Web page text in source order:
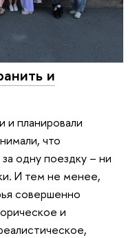
и
и планировали
что
одну поездку – ни
И тем не менее,
совершенно
и